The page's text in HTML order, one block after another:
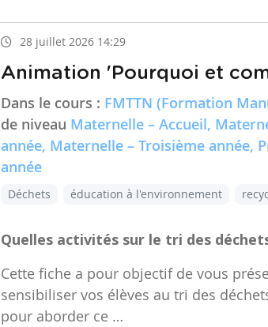
28 juillet 2026 14:29
Animation 'Pourquoi et
Dans le cours : FMTTN (Formation
de niveau Maternelle – Accueil,
année, Maternelle – Troisième année,
année
Déchets éducation à l'environnement
Quelles activités sur le tri des
Cette fiche a pour objectif de vous
sensibiliser vos élèves au tri des
pour aborder ce …